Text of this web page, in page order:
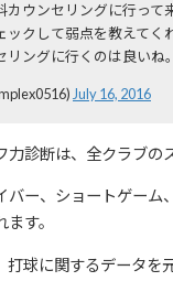
ウンセリングに行って
クして弱点を教えてく
ングに行くのは良いね。
July 16, 2016
診断は、全クラブの
バー、ショートゲー
す。
球に関するデータを